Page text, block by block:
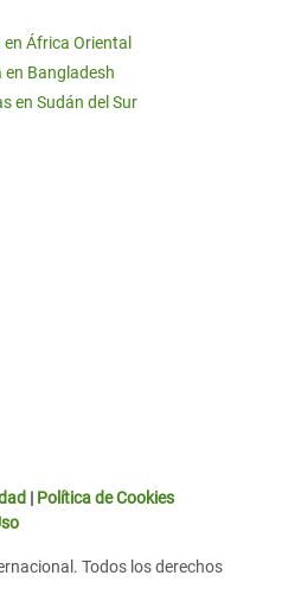
África Oriental
en Bangladesh
en Sudán del Sur
| Política de Cookies
Todos los derechos